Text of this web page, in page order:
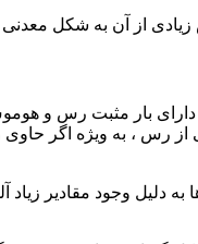
از آن به شکل
دارای بار مثبت رس
منابع زئولیت کلینوپتیلولیت ۹۸٪
وجود مقادیر زیاد